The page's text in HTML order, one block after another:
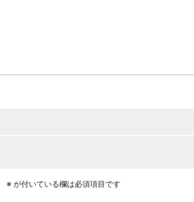
※ が付いている欄は必須項目です